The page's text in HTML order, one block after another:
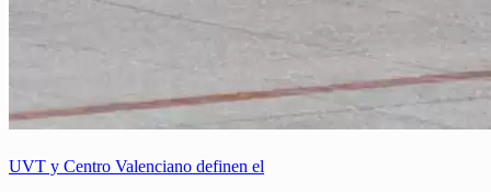
UVT y Centro Valenciano definen el